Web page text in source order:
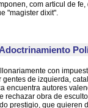
com articul de fe,
"magister dixit".
con
de izquierda,
encuentra autores
rechazar obra de
prestigio, que quieren